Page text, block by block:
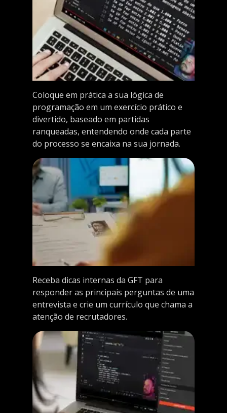
Coloque em prática a sua lógica de
programação em um exercício prático e
divertido, baseado em partidas
ranqueadas, entendendo onde cada parte
do processo se encaixa na sua jornada.
Receba dicas internas da GFT para
responder as principais perguntas de uma
entrevista e crie um currículo que chama a
atenção de recrutadores.